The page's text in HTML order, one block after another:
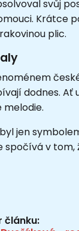
svůj
Krátce
plic.
dodnes. Ať
jen
spočívá v tom,
článku: